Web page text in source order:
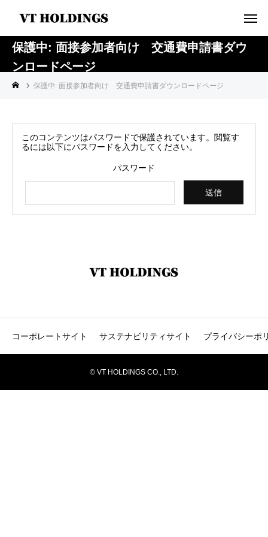
保護中: 面接参加者向け 交通費申請書ダウ
ンロードページ
保護中: 面接参加者向け 交通費申請書ダウンロードページ
このコンテンツはパスワードで保護されています。閲覧す
るには以下にパスワードを入力してください。
パスワード
コーポレートサイト サステナビリティサイト プライバシーポ
© VT HOLDINGS CO., LTD.